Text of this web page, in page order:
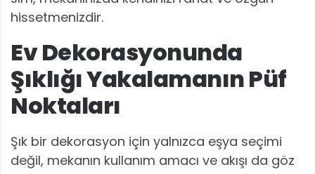
hissetmenizdir.
Ev Dekorasyonunda
Şıklığı Yakalamanın Püf
Noktaları
Şık bir dekorasyon için yalnızca eşya seçimi
değil, mekanın kullanım amacı ve akışı da göz